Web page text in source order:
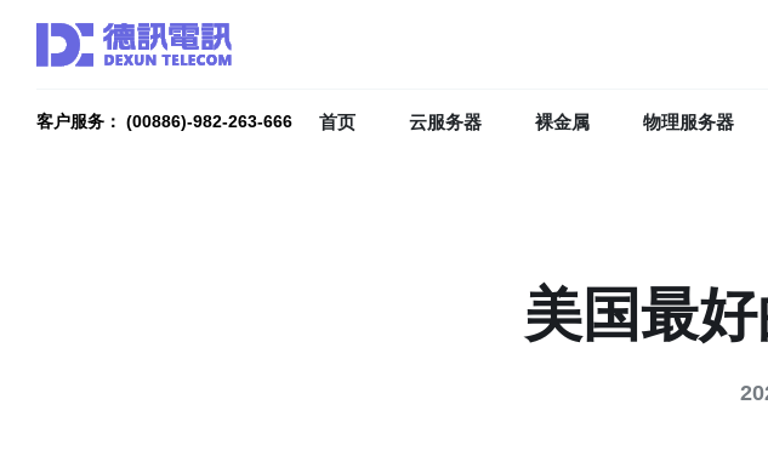
客户服务： (00886)-982-263-666 首页 云服务器 裸金属 物理服务器
美国最